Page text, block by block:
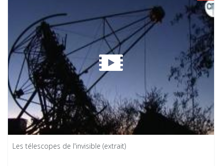
Les télescopes de l'invisible (extrait)